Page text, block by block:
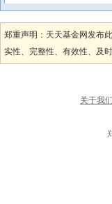
郑重声明：天天基金网发布
实性、完整性、有效性、及
关于我们